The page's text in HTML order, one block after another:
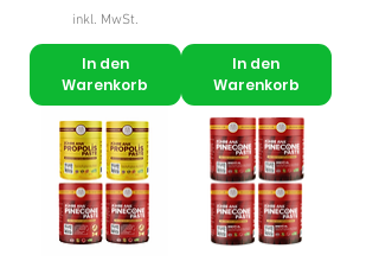
inkl. MwSt.
In den
Warenkorb
In den
Warenkorb